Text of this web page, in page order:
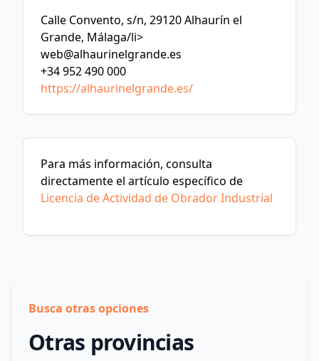
Calle Convento, s/n, 29120 Alhaurín el
Grande, Málaga/li>
web@alhaurinelgrande.es
+34 952 490 000
https://alhaurinelgrande.es/
Para más información, consulta
directamente el artículo específico de
Licencia de Actividad de Obrador Industrial
Busca otras opciones
Otras provincias